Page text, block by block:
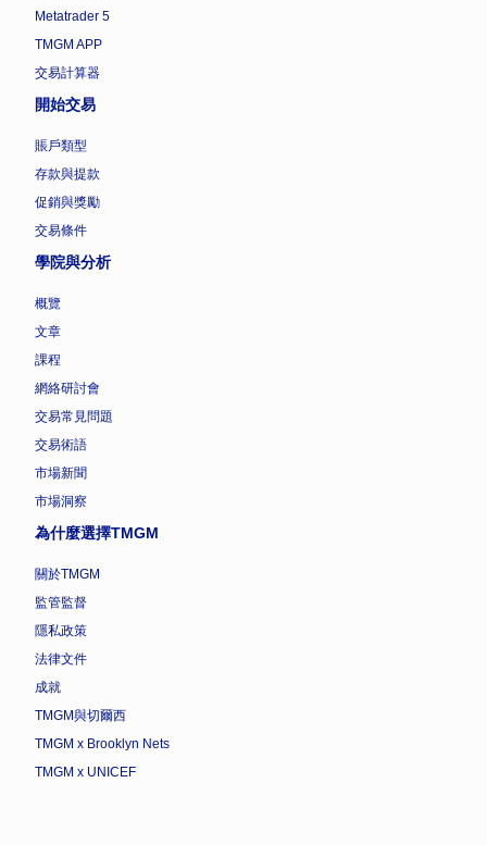
Metatrader 5
TMGM APP
交易計算器
開始交易
賬戶類型
存款與提款
促銷與獎勵
交易條件
學院與分析
概覽
文章
課程
網絡研討會
交易常見問題
交易術語
市場新聞
市場洞察
為什麼選擇TMGM
關於TMGM
監管監督
隱私政策
法律文件
成就
TMGM與切爾西
TMGM x Brooklyn Nets
TMGM x UNICEF